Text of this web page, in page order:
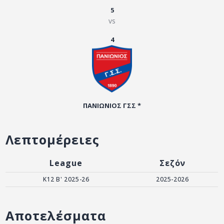
5
vs
4
ΠΑΝΙΩΝΙΟΣ ΓΣΣ *
Λεπτομέρειες
League Σεζόν
Κ12 Β' 2025-26 2025-2026
Αποτελέσματα